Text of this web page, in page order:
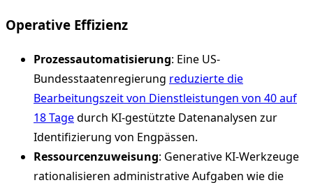
Operative Effizienz
Prozessautomatisierung: Eine US-
Bundesstaatenregierung reduzierte die
Bearbeitungszeit von Dienstleistungen von 40 auf
18 Tagedurch KI-gestützte Datenanalysen zur
Identifizierung von Engpässen.
Ressourcenzuweisung: Generative KI-Werkzeuge
rationalisieren administrative Aufgaben wie die